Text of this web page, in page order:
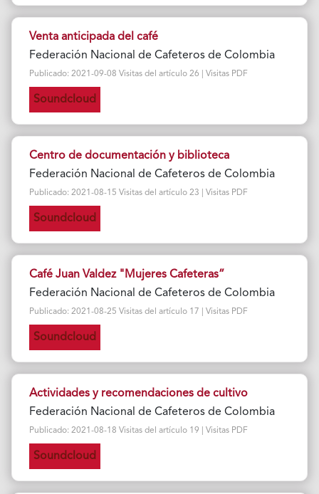
Venta anticipada del café
Federación Nacional de Cafeteros de Colombia
Publicado: 2021-09-08 Visitas del artículo 26 | Visitas PDF
Soundcloud
Centro de documentación y biblioteca
Federación Nacional de Cafeteros de Colombia
Publicado: 2021-08-15 Visitas del artículo 23 | Visitas PDF
Soundcloud
Café Juan Valdez "Mujeres Cafeteras”
Federación Nacional de Cafeteros de Colombia
Publicado: 2021-08-25 Visitas del artículo 17 | Visitas PDF
Soundcloud
Actividades y recomendaciones de cultivo
Federación Nacional de Cafeteros de Colombia
Publicado: 2021-08-18 Visitas del artículo 19 | Visitas PDF
Soundcloud